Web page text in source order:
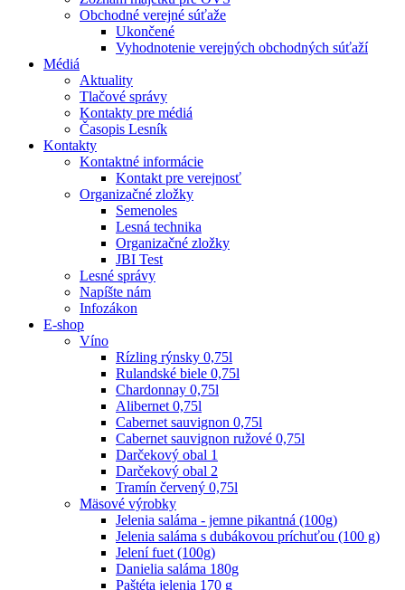
Obchodné verejné súťaže
Ukončené
Vyhodnotenie verejných obchodných súťaží
Médiá
Aktuality
Tlačové správy
Kontakty pre médiá
Časopis Lesník
Kontakty
Kontaktné informácie
Kontakt pre verejnosť
Organizačné zložky
Semenoles
Lesná technika
Organizačné zložky
JBI Test
Lesné správy
Napíšte nám
Infozákon
E-shop
Víno
Rízling rýnsky 0,75l
Rulandské biele 0,75l
Chardonnay 0,75l
Alibernet 0,75l
Cabernet sauvignon 0,75l
Cabernet sauvignon ružové 0,75l
Darčekový obal 1
Darčekový obal 2
Tramín červený 0,75l
Mäsové výrobky
Jelenia saláma - jemne pikantná (100g)
Jelenia saláma s dubákovou príchuťou (100 g)
Jelení fuet (100g)
Danielia saláma 180g
Paštéta jelenia 170 g